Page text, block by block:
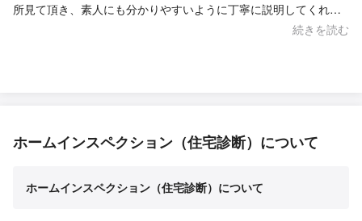
所見て頂き、素人にも分かりやすいように丁寧に説明してくれま
した。 数ヶ所指摘がありましたが、素人では気付かない、分から
続きを読む
ホームインスペクション（住宅診断）について
ホームインスペクション（住宅診断）について